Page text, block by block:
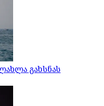
გახსნას